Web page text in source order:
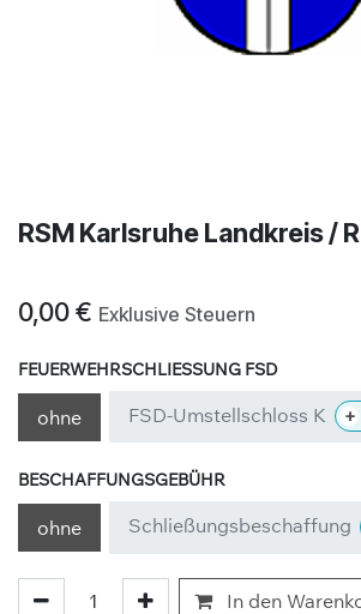
RSM Karlsruhe Landkreis /
0,00€ Exklusive Steuern
FEUERWEHRSCHLIESSUNG FSD
ohne FSD-Umstellschloss K +
BESCHAFFUNGSGEBÜHR
ohne Schließungsbeschaffung
In den